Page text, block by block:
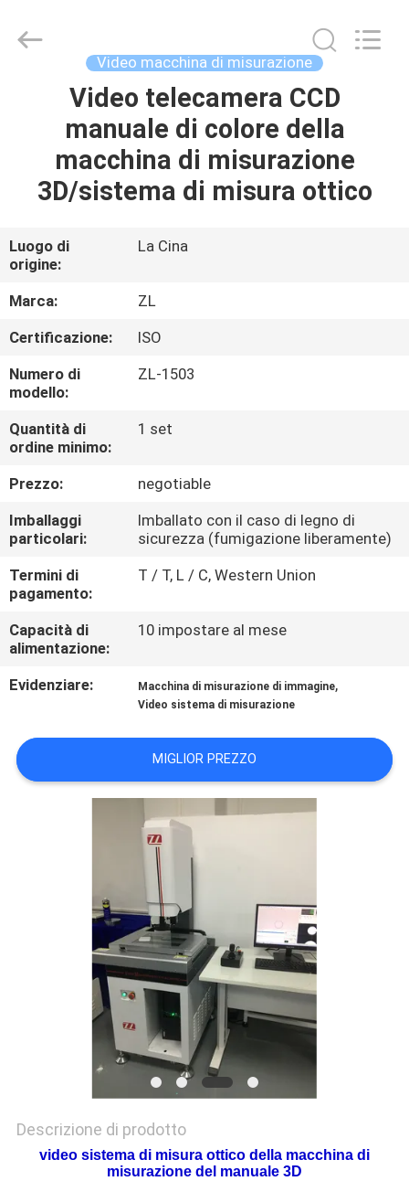
PRODOTTI
CIRCA
NOI
GIRO
DELLA
FABBRICA
CONTROLLO
DI
QUALITÀ
CONTATTICI
NOTIZIE
CITAZIONE
SITEMAP
PRIVACY
Instrument
Technology
Video macchina di misurazione
Video telecamera CCD
manuale di colore della
macchina di misurazione
3D/sistema di misura ottico
Luogo di
origine:
La Cina
Marca:
ZL
Certificazione:
ISO
Numero di
modello:
ZL-1503
Quantità di
ordine minimo:
1 set
Prezzo:
negotiable
Imballaggi
particolari:
Imballato con il caso di legno di
sicurezza (fumigazione liberamente)
Termini di
pagamento:
T / T, L / C, Western Union
Capacità di
alimentazione:
10 impostare al mese
Evidenziare: Macchina di misurazione di immagine,
Video sistema di misurazione
MIGLIOR PREZZO
Descrizione di prodotto
video sistema di misura ottico della macchina di
misurazione del manuale 3D